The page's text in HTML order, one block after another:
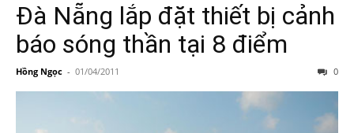
Đà Nẵng lắp đặt thiết bị cảnh
báo sóng thần tại 8 điểm
Hồng Ngọc - 01/04/2011 0